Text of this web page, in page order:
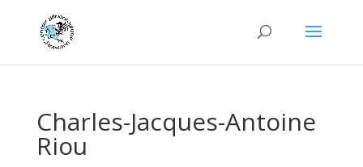
Charles-Jacques-Antoine
Riou